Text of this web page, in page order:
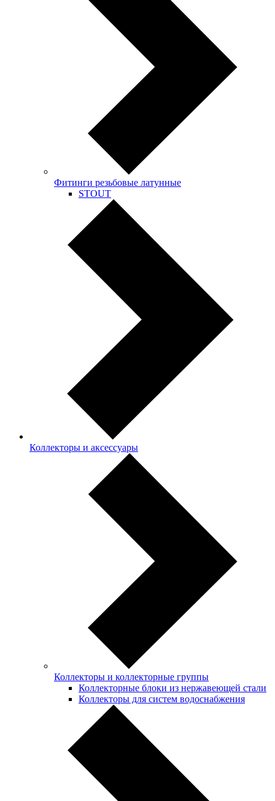
Фитинги резьбовые латунные
STOUT
Коллекторы и аксессуары
Коллекторы и коллекторные группы
Коллекторные блоки из нержавеющей стали
Коллекторы для систем водоснабжения